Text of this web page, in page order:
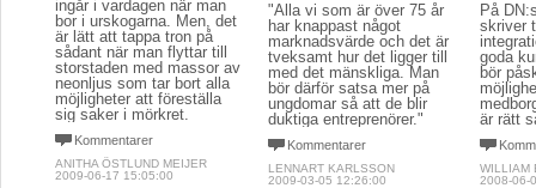
ingår i vardagen när man
bor i urskogarna. Men, det
är lätt att tappa tron på
sådant när man flyttar till
storstaden med massor av
neonljus som tar bort alla
möjligheter att föreställa
sig saker i mörkret.
Kommentarer
ANITHA ÖSTLUND MEIJER
2009-06-17 15:05:00
"Alla vi som är över 75 år
har knappast något
marknadsvärde och det är
tveksamt hur det ligger till
med det mänskliga. Man
bör därför satsa mer på
ungdomar så att de blir
duktiga entreprenörer."
Kommentarer
LENNART KARLSSON
2009-03-05 12:26:00
På
skriver
goda
bör
är rätt
WILLIAM
2008-06-